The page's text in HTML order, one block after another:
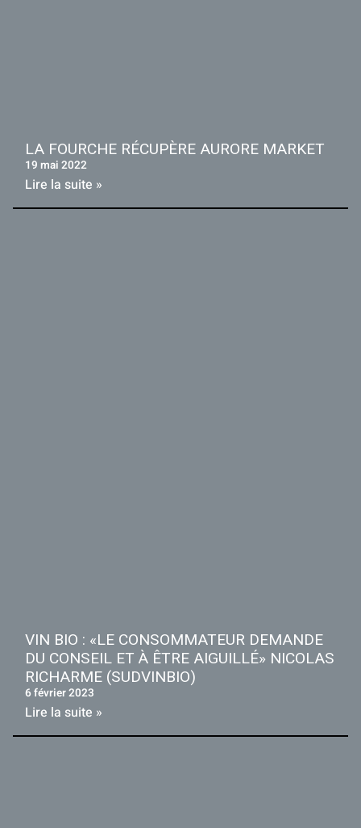
LA FOURCHE RÉCUPÈRE AURORE MARKET
19 mai 2022
Lire la suite »
VIN BIO : «LE CONSOMMATEUR DEMANDE
DU CONSEIL ET À ÊTRE AIGUILLÉ» NICOLAS
RICHARME (SUDVINBIO)
6 février 2023
Lire la suite »